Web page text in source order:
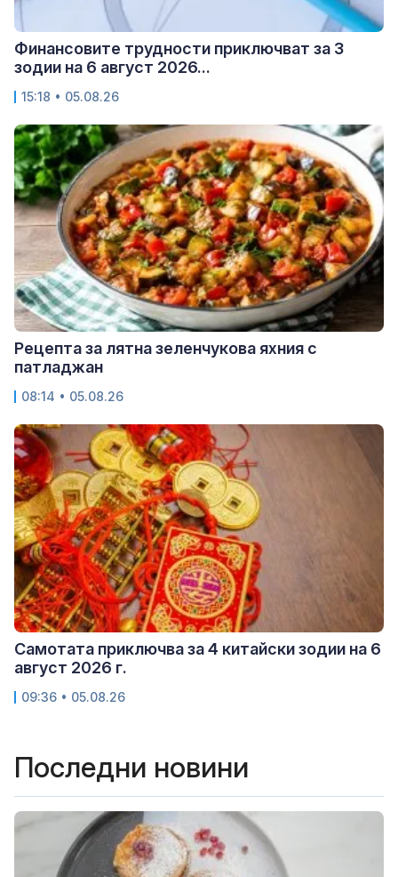
Финансовите трудности приключват за 3
зодии на 6 август 2026...
15:18 • 05.08.26
Рецепта за лятна зеленчукова яхния с
патладжан
08:14 • 05.08.26
Самотата приключва за 4 китайски зодии на 6
август 2026 г.
09:36 • 05.08.26
Последни новини